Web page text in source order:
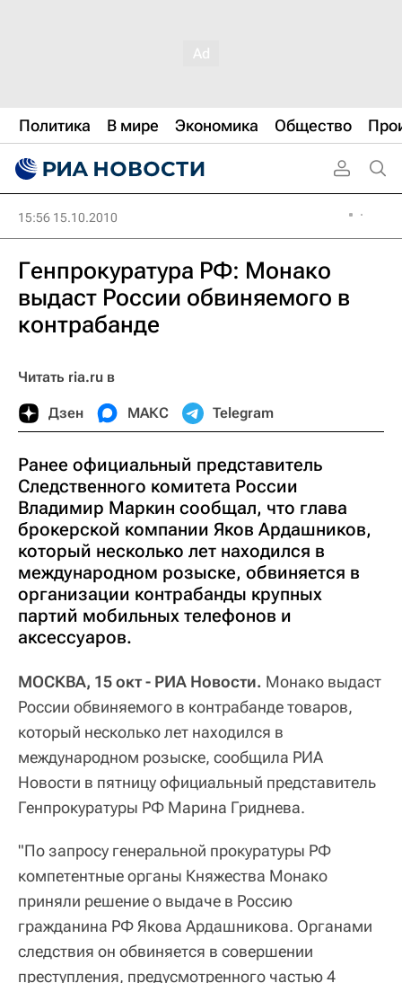
Политика В мире Экономика Общество
15:56 15.10.2010
Генпрокуратура РФ: Монако
выдаст России обвиняемого в
контрабанде
Читать ria.ru в
Дзен МАКС Telegram
Ранее официальный представитель
Следственного комитета России
Владимир Маркин сообщал, что глава
брокерской компании Яков Ардашников,
который несколько лет находился в
международном розыске, обвиняется в
организации контрабанды крупных
партий мобильных телефонов и
аксессуаров.
МОСКВА, 15 окт - РИА Новости. Монако выдаст
России обвиняемого в контрабанде товаров,
который несколько лет находился в
международном розыске, сообщила РИА
Новости в пятницу официальный представитель
Генпрокуратуры РФ Марина Гриднева.
"По запросу генеральной прокуратуры РФ
компетентные органы Княжества Монако
приняли решение о выдаче в Россию
гражданина РФ Якова Ардашникова. Органами
следствия он обвиняется в совершении
преступления, предусмотренного частью 4